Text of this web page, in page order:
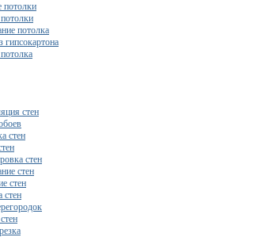
потолки
потолка
гипсокартона
стен
стен
стен
стен
стен
стен